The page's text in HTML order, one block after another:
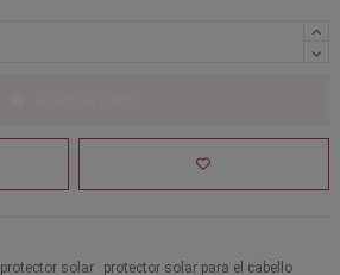
protector solar protector solar para el cabello